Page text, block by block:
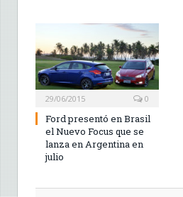
29/06/2015 0
Ford presentó en Brasil
el Nuevo Focus que se
lanza en Argentina en
julio